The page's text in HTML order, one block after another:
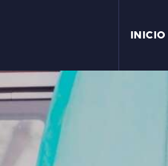
INICIO